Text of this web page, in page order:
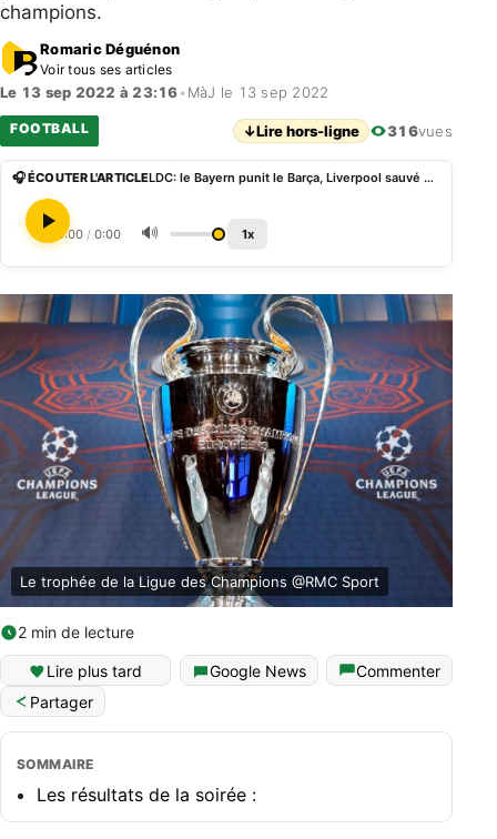
champions.
Romaric Déguénon
Voir tous ses articles
Le 13 sep 2022 à 23:16• MàJ le 13 sep 2022
FOOTBALL ↓Lire hors-ligne 316vues
🎧 ÉCOUTER L'ARTICLE LDC: le Bayern punit le Barça, Liverpool sauvé par ses Africains, tous les résultats du mardi
0:00 / 0:00 🔊 1x
Le trophée de la Ligue des Champions @RMC Sport
2 min de lecture
Lire plus tard Google News
Commenter
Partager
SOMMAIRE
Les résultats de la soirée :